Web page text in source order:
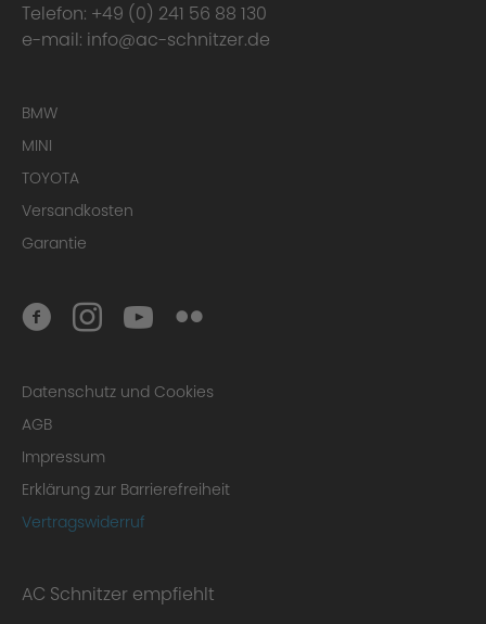
Telefon: +49 (0) 241 56 88 130
e-mail: info@ac-schnitzer.de
BMW
MINI
TOYOTA
Versandkosten
Garantie
Datenschutz und Cookies
AGB
Impressum
Erklärung zur Barrierefreiheit
Vertragswiderruf
AC Schnitzer empfiehlt